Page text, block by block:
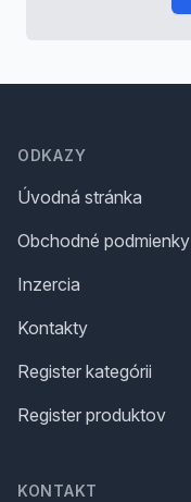
ODKAZY
Úvodná stránka
Obchodné podmienky
Inzercia
Kontakty
Register kategórii
Register produktov
KONTAKT